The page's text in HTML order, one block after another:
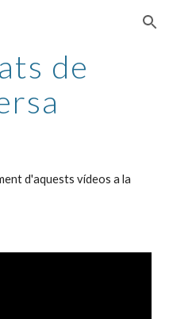
Skip to navigation
de
d'aquests vídeos a la